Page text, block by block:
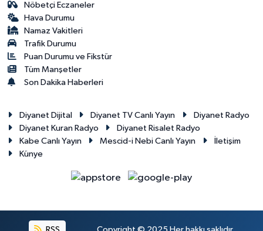
Nöbetçi Eczaneler
Hava Durumu
Namaz Vakitleri
Trafik Durumu
Puan Durumu ve Fikstür
Tüm Manşetler
Son Dakika Haberleri
Diyanet Dijital Diyanet TV Canlı Yayın
Diyanet Radyo
Diyanet Kuran Radyo
Diyanet Risalet Radyo
Kabe Canlı Yayın
Mescid-i Nebi Canlı Yayın
İletişim
Künye
Hakkari Müftülüğü
Hatay Müftülüğü
Iğdır Müftülüğü
İstanbul Müftülüğü
İzmir Müftülüğü